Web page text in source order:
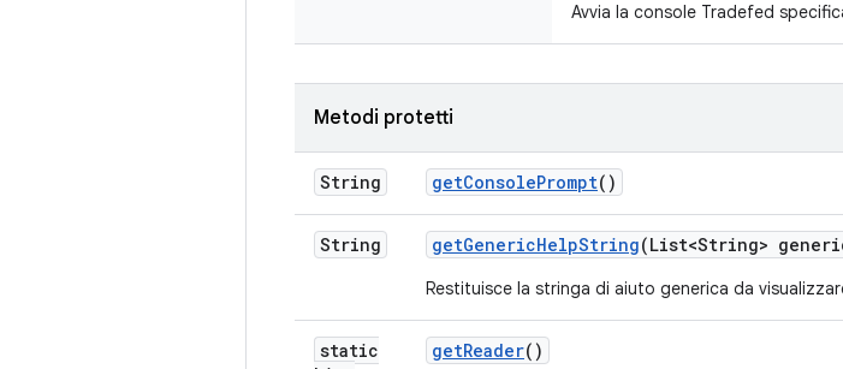
Avvia la console Tradefed
Metodi protetti
String getConsolePrompt()
String getGenericHelpString(List<String>
Restituisce la stringa di aiuto generica da
static
getReader()